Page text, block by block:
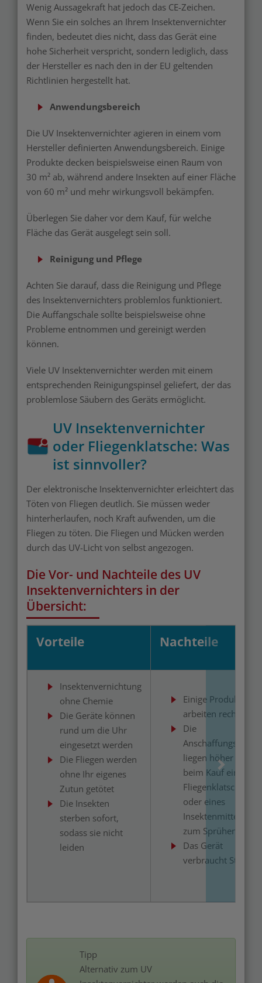
Wenig Aussagekraft hat jedoch das CE-Zeichen.
Wenn Sie ein solches an Ihrem Insektenvernichter
finden, bedeutet dies nicht, dass das Gerät eine
hohe Sicherheit verspricht, sondern lediglich, dass
der Hersteller es nach den in der EU geltenden
Richtlinien hergestellt hat.
Anwendungsbereich
Die UV Insektenvernichter agieren in einem vom
Hersteller definierten Anwendungsbereich. Einige
Produkte decken beispielsweise einen Raum von
30 m² ab, während andere Insekten auf einer Fläche
von 60 m² und mehr wirkungsvoll bekämpfen.
Überlegen Sie daher vor dem Kauf, für welche
Fläche das Gerät ausgelegt sein soll.
Reinigung und Pflege
Achten Sie darauf, dass die Reinigung und Pflege
des Insektenvernichters problemlos funktioniert.
Die Auffangschale sollte beispielsweise ohne
Probleme entnommen und gereinigt werden
können.
Viele UV Insektenvernichter werden mit einem
entsprechenden Reinigungspinsel geliefert, der das
problemlose Säubern des Geräts ermöglicht.
UV Insektenvernichter
oder Fliegenklatsche: Was
ist sinnvoller?
Der elektronische Insektenvernichter erleichtert das
Töten von Fliegen deutlich. Sie müssen weder
hinterherlaufen, noch Kraft aufwenden, um die
Fliegen zu töten. Die Fliegen und Mücken werden
durch das UV-Licht von selbst angezogen.
Die Vor- und Nachteile des UV
Insektenvernichters in der
Übersicht:
Vorteile Nachteile
Insektenvernichtung
ohne Chemie
Die Geräte können
rund um die Uhr
eingesetzt werden
Die Fliegen werden
ohne Ihr eigenes
Zutun getötet
Die Insekten
sterben sofort,
sodass sie nicht
leiden
Einige Produkte
arbeiten recht laut
Die
liegen höher als
beim Kauf einer
Fliegenklatsche
oder eines
Insektenmittels
zum Sprühen
Das Gerät
verbraucht Strom
Tipp
Alternativ zum UV